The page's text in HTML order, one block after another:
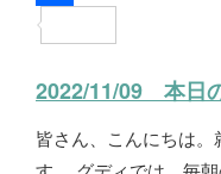
e
o
o
i
t
e
i
e
2022/11/09 本日
皆さん、こんにちは